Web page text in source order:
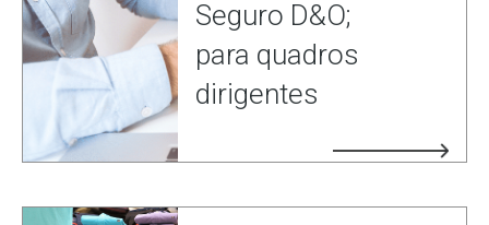
Seguro D&O;
para quadros
dirigentes